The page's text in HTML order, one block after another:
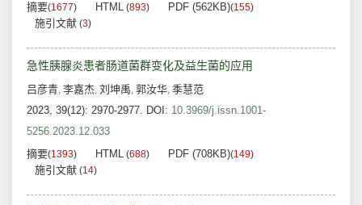
摘要(1677) HTML (893) PDF (562KB)(155)
施引文献 (3)
急性胰腺炎患者肠道菌群变化及益生菌的应用
吕彦青, 李嘉杰, 刘坤禹, 郭汝华, 季慧范
2023, 39(12): 2970-2977. DOI: 10.3969/j.issn.1001-
5256.2023.12.033
摘要(1393) HTML (688) PDF (708KB)(149)
施引文献 (14)